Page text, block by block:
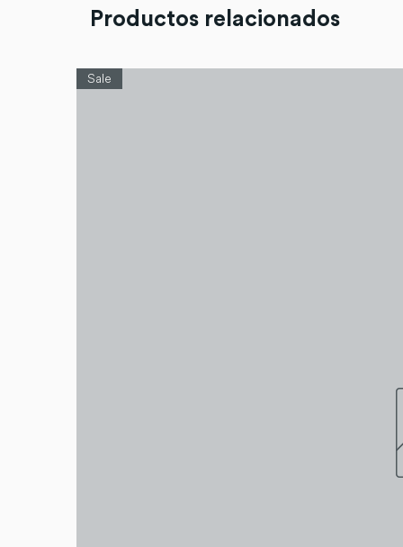
Productos relacionados
Sale